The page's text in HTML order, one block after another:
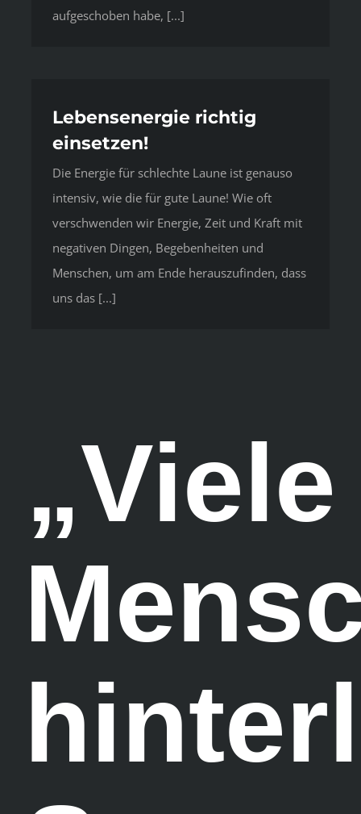
aufgeschoben habe, [...]
Lebensenergie richtig
einsetzen!
Die Energie für schlechte Laune ist genauso
intensiv, wie die für gute Laune! Wie oft
verschwenden wir Energie, Zeit und Kraft mit
negativen Dingen, Begebenheiten und
Menschen, um am Ende herauszufinden, dass
uns das [...]
„Viele